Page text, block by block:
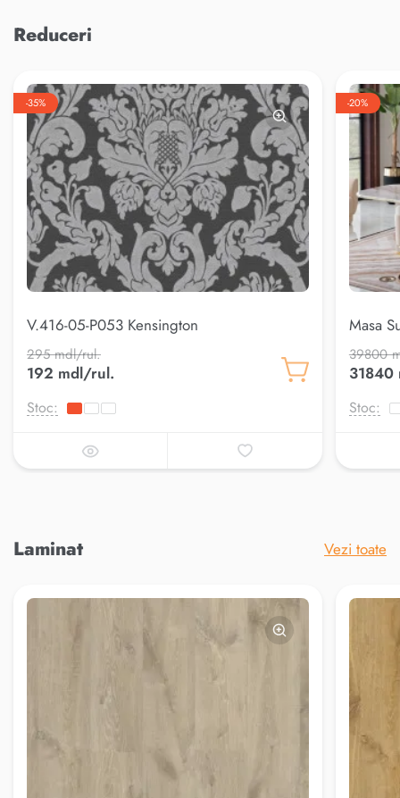
Reduceri
-35%
V.416-05-P053 Kensington
295 mdl/rul.
192 mdl/rul.
Stoc:
-20%
Masa
39800
31840
Stoc:
Laminat Vezi toate